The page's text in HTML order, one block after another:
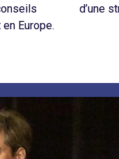
Europe.
d’une